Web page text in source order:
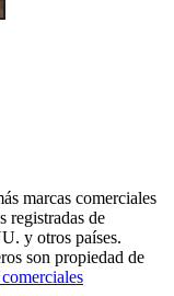
marcas comerciales
registradas de
y otros países.
son propiedad de